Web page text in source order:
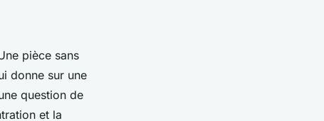
pièce sans
donne sur une
question de
et la